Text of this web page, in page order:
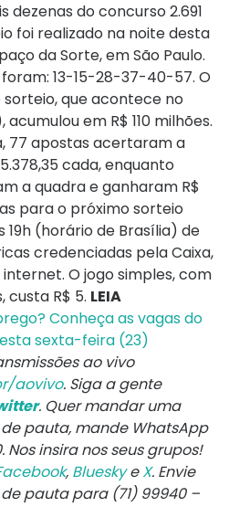
dezenas do concurso 2.691
foi realizado na noite desta
da Sorte, em São Paulo.
13-15-28-37-40-57. O
que acontece no
em R$ 110 milhões.
77 apostas acertaram a
cada, enquanto
a quadra e ganharam R$
para o próximo sorteio
(horário de Brasília) de
credenciadas pela Caixa,
O jogo simples, com
custa R$ 5. LEIA
Conheça as vagas do
sexta-feira (23)
ao vivo
aovivo. Siga a gente
. Quer mandar uma
pauta, mande WhatsApp
. Nos insira nos seus grupos!
, BlueskyeX. Envie
pauta para (71) 99940 –